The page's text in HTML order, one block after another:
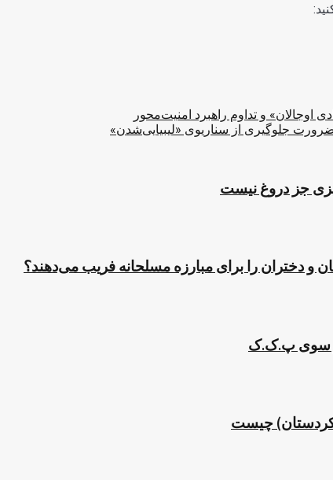
اوجالان» و تداوم راهبرد امنیت‌محور
ضرورت جلوگیری از سناریوی «لیبیایی‌شدن»
جز دروغ نیست
و دختران را برای مبارزه مسلحانه فریب می‌دهند؟
از سوی پ.ک.ک
چیست